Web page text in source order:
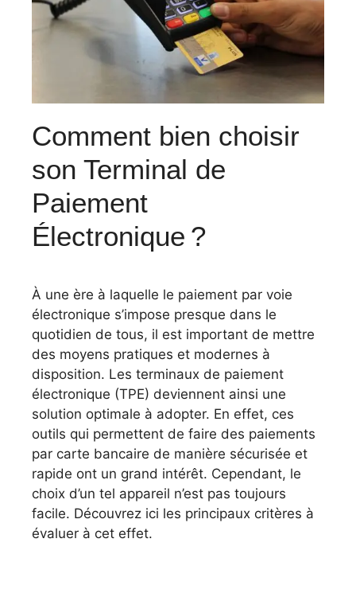
Comment bien choisir
son Terminal de
Paiement
Électronique ?
À une ère à laquelle le paiement par voie
électronique s’impose presque dans le
quotidien de tous, il est important de mettre
des moyens pratiques et modernes à
disposition. Les terminaux de paiement
électronique (TPE) deviennent ainsi une
solution optimale à adopter. En effet, ces
outils qui permettent de faire des paiements
par carte bancaire de manière sécurisée et
rapide ont un grand intérêt. Cependant, le
choix d’un tel appareil n’est pas toujours
facile. Découvrez ici les principaux critères à
évaluer à cet effet.